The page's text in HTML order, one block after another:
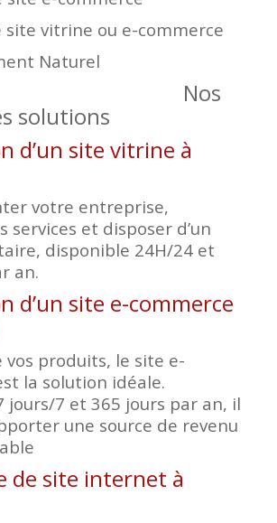
site vitrine ou e-commerce
Naturel
Nos
solutions
d’un site vitrine à
votre entreprise,
services et disposer d’un
disponible 24H/24 et
an.
d’un site e-commerce
vos produits, le site e-
la solution idéale.
jours/7 et 365 jours par an, il
une source de revenu
de site internet à